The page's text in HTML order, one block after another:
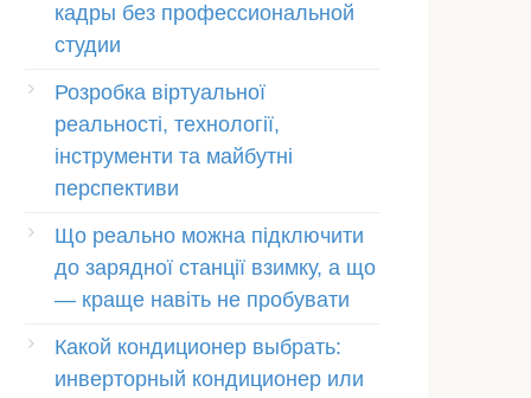
кадры без профессиональной
студии
Розробка віртуальної
реальності, технології,
інструменти та майбутні
перспективи
Що реально можна підключити
до зарядної станції взимку, а що
— краще навіть не пробувати
Какой кондиционер выбрать:
инверторный кондиционер или